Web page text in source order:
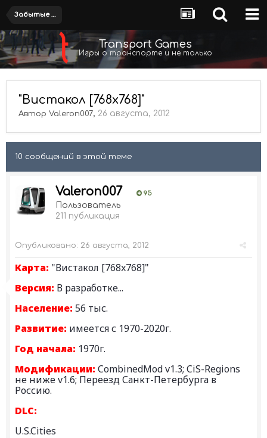
Забытые и заброшенные
Transport Games
Игры о транспорте и не только
"Вистакол [768x768]"
Автор Valeron007, 26 августа, 2012
10 сообщений в этой теме
Valeron007 95
Пользователь
211 публикация
Опубликовано: 26 августа, 2012
Карта: "Вистакол [768x768]"
Версия: В разработке...
Население: 56 тыс.
Развитие: имеется с 1970-2020г.
Год начала: 1970г.
Модификации: CombinedMod v1.3; CiS-Regions
не ниже v1.6; Переезд Санкт-Петербурга в
Россию.
DLC:
U.S.Cities